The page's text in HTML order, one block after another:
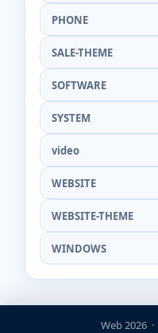
PHONE
SALE-THEME
SOFTWARE
SYSTEM
video
WEBSITE
WEBSITE-THEME
WINDOWS
Web 2026 ·